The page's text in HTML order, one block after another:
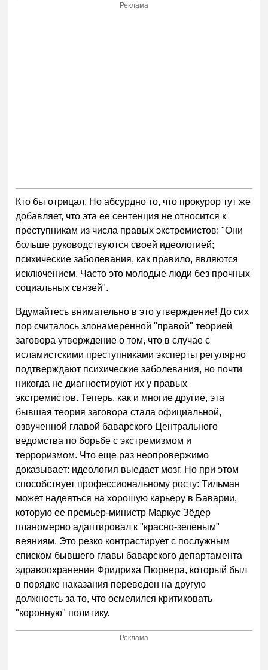
Реклама
Кто бы отрицал. Но абсурднo то, что прокурор тут же
добавляет, что эта ее сентенция не относится к
преступникам из числа правых экстремистов: "Они
больше руководствуются своей идеологией;
психические заболевания, как правило, являются
исключением. Часто это молодые люди без прочных
социальных связей".
Вдумайтесь внимательно в это утверждение! До сих
пор считалось злонамеренной "правой" теорией
заговора утверждение о том, что в случае с
исламистскими преступниками эксперты регулярно
подтверждают психические заболевания, но почти
никогда не диагностируют их у правых
экстремистов. Теперь, как и многие другие, эта
бывшая теория заговора стала официальной,
озвученной главой баварского Центрального
ведомства по борьбе с экстремизмом и
терроризмом. Что еще раз неопровержимо
доказывает: идеология выедает мозг. Но при этом
способствует профессиональному росту: Тильман
может надеяться на хорошую карьеру в Баварии,
которyю еe премьер-министр Маркус Зёдер
планомерно адаптировал к "красно-зеленым"
веяниям. Это резко контрастирует с послужным
списком бывшего главы баварского департамента
здравоохранения Фридриха Пюрнера, который был
в порядке наказания переведен на другую
должность за то, что осмелился критиковать
"коронную" политику.
Реклама